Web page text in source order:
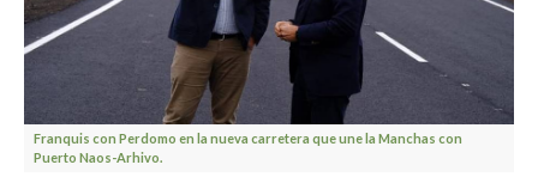
Franquis con Perdomo en la nueva carretera que une la Manchas con
Puerto Naos-Arhivo.